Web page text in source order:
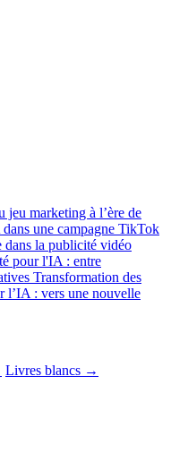
jeu marketing à l’ère de
une campagne TikTok
dans la publicité vidéo
pour l'IA : entre
Transformation des
l’IA : vers une nouvelle
Livres blancs →